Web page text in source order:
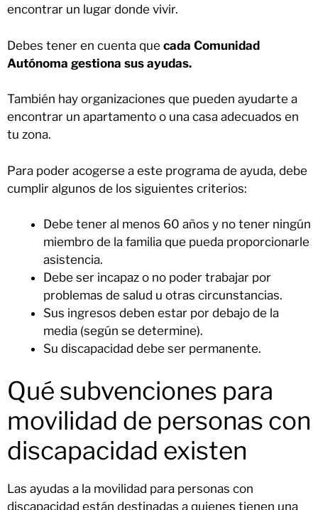
encontrar un lugar donde vivir.
Debes tener en cuenta que cada Comunidad
Autónoma gestiona sus ayudas.
También hay organizaciones que pueden ayudarte a
encontrar un apartamento o una casa adecuados en
tu zona.
Para poder acogerse a este programa de ayuda, debe
cumplir algunos de los siguientes criterios:
Debe tener al menos 60 años y no tener ningún
miembro de la familia que pueda proporcionarle
asistencia.
Debe ser incapaz o no poder trabajar por
problemas de salud u otras circunstancias.
Sus ingresos deben estar por debajo de la
media (según se determine).
Su discapacidad debe ser permanente.
Qué subvenciones para
movilidad de personas con
discapacidad existen
Las ayudas a la movilidad para personas con
discapacidad están destinadas a quienes tienen una